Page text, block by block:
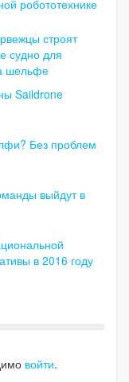
робототехнике
строят
судно для
шельфе
Saildrone
Без проблем
выйдут в
в 2016 году
войти.